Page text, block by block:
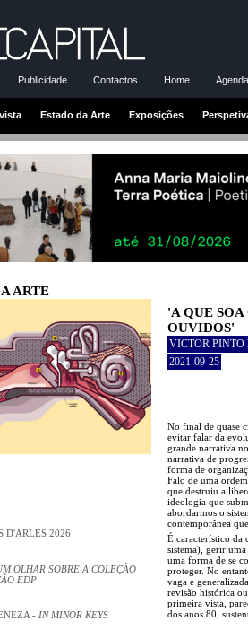
Publicidade Contactos Home
Estado da Arte Exposições
ARTE
D'ARLES 2026
OLHAR SOBRE A COLEÇÃO
EDP
- IN MINOR KEYS
'A QUE
OUVIDOS'
VICTOR PINTO
2021-09-25
No final de quase
evitar falar da
grande narrativa
narrativa de
forma de
Falo de uma
que destruiu a
ideologia que
abordarmos o
contemporânea
É característico
sistema), gerir
uma forma de se
proteger. No
vaga e
revisão histórica
primeira vista,
dos anos 80,